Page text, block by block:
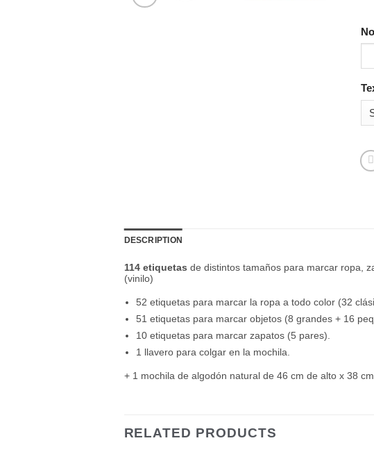
DESCRIPTION
114 etiquetas de distintos tamaños para marcar ropa,
(vinilo)
52 etiquetas para marcar la ropa a todo color (32
51 etiquetas para marcar objetos (8 grandes + 16
10 etiquetas para marcar zapatos (5 pares).
1 llavero para colgar en la mochila.
+ 1 mochila de algodón natural de 46 cm de alto x 38
RELATED PRODUCTS